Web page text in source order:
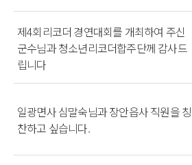
제4회리코더 경연대회를 개최하여 주신
군수님과 청소년리코더합주단께 감사드
립니다
일광면사 심말숙님과 장안읍사 직원을 칭
찬하고 싶습니다.